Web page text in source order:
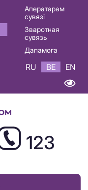
Аператарам
сувязі
Зваротная
сувязь
Дапамога
RU BE EN
123